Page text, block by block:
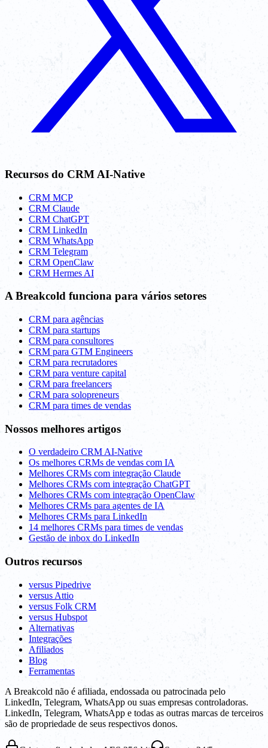
Recursos do CRM AI-Native
CRM MCP
CRM Claude
CRM ChatGPT
CRM LinkedIn
CRM WhatsApp
CRM Telegram
CRM OpenClaw
CRM Hermes AI
A Breakcold funciona para vários setores
CRM para agências
CRM para startups
CRM para consultores
CRM para GTM Engineers
CRM para recrutadores
CRM para venture capital
CRM para freelancers
CRM para solopreneurs
CRM para times de vendas
Nossos melhores artigos
O verdadeiro CRM AI-Native
Os melhores CRMs de vendas com IA
Melhores CRMs com integração Claude
Melhores CRMs com integração ChatGPT
Melhores CRMs com integração OpenClaw
Melhores CRMs para agentes de IA
Melhores CRMs para LinkedIn
14 melhores CRMs para times de vendas
Gestão de inbox do LinkedIn
Outros recursos
versus Pipedrive
versus Attio
versus Folk CRM
versus Hubspot
Alternativas
Integrações
Afiliados
Blog
Ferramentas
A Breakcold não é afiliada, endossada ou patrocinada pelo
LinkedIn, Telegram, WhatsApp ou suas empresas controladoras.
LinkedIn, Telegram, WhatsApp e todas as outras marcas de terceiros
são de propriedade de seus respectivos donos.